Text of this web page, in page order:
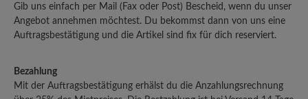
Gib uns einfach per Mail (Fax oder Post) Bescheid, wenn du unser
Angebot annehmen möchtest. Du bekommst dann von uns eine
Auftragsbestätigung und die Artikel sind fix für dich reserviert.
Bezahlung
Mit der Auftragsbestätigung erhälst du die Anzahlungsrechnung